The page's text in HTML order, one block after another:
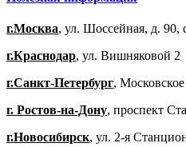
г.Москва, ул. Шоссейная, д. 90,
г.Краснодар, ул. Вишняковой 2
г.Санкт-Петербург,
г. Ростов-на-Дону, проспект
г.Новосибирск, ул. 2-я